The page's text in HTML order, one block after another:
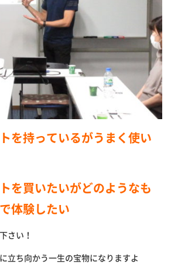
を持っているがうまく使い
を買いたいがどのようなも
体験したい
さい！
立ち向かう一生の宝物になりますよ